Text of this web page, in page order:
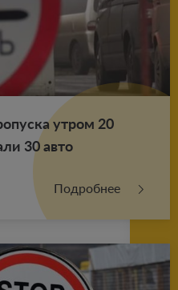
утром 20
30 авто
Подробнее